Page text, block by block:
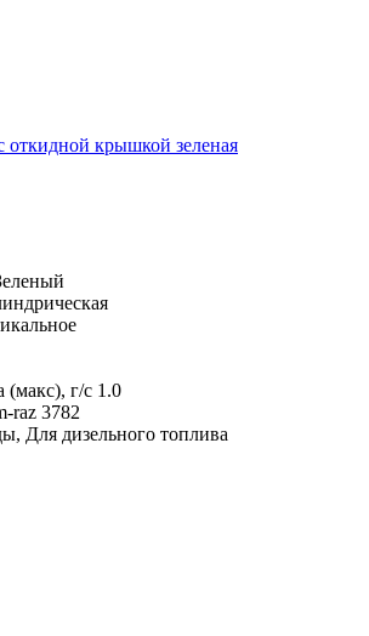
откидной крышкой зеленая
(макс), г/с 1.0
raz 3782
Для дизельного топлива